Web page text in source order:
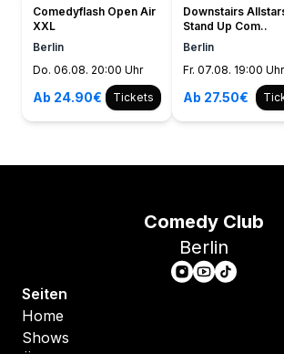
Comedyflash Open Air
XXL
Berlin
Do. 06.08. 20:00 Uhr
Ab 24.90€ Tickets
Downstairs
Stand Up Com..
Berlin
Fr. 07.08. 19:00 Uhr
Ab 27.50€
Comedy Club
Berlin
Seiten
Home
Shows